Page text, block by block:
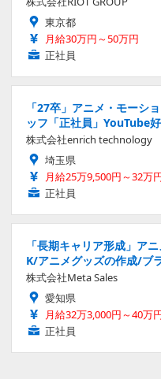
東京都
月給30万円～50万円
正社員
「27卒」アニメ・モーシ
ッフ「正社員」YouTube
株式会社enrich technology
埼玉県
月給25万9,500円～32万
正社員
「長期キャリア形成」ア
K/アニメグッズの作成/ブ
株式会社Meta Sales
愛知県
月給32万3,000円～40万
正社員